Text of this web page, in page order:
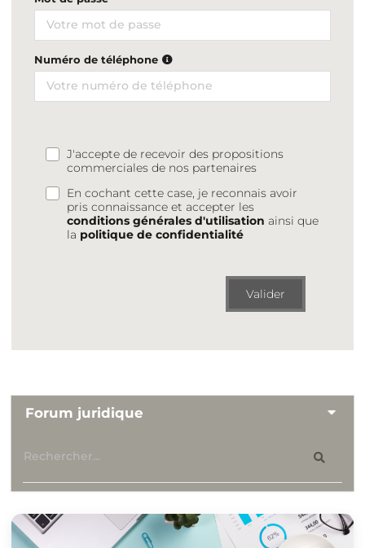
Numéro de téléphone
J'accepte de recevoir des propositions
commerciales de nos partenaires
En cochant cette case, je reconnais avoir
pris connaissance et accepter les
conditions générales d'utilisation ainsi que
la politique de confidentialité
Valider
Forum juridique